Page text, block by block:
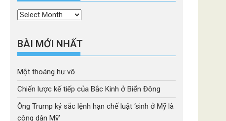
Thời
BÀI MỚI NHẤT
Một thoáng hư vô
Chiến lược kế tiếp của Bắc Kinh ở Biển Đông
Ông Trump ký sắc lệnh hạn chế luật ‘sinh ở Mỹ là
công dân Mỹ’